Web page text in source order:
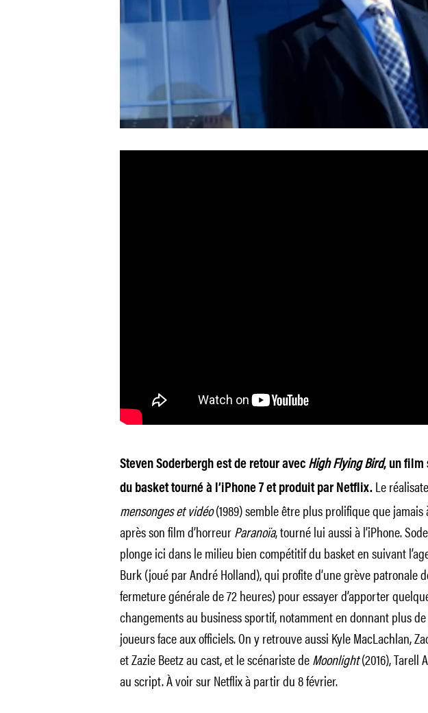
Steven Soderbergh est de retour avec High Flying Bird, un film
du basket tourné à l’iPhone 7 et produit par Netflix. Le
mensonges et vidéo(1989) semble être plus prolifique que jamais
après son film d’horreurParanoïa, tourné lui aussi à l’iPhone.
plonge ici dans le milieu bien compétitif du basket en suivant
Burk (joué par André Holland), qui profite d’une grève patronale
fermeture générale de 72 heures) pour essayer d’apporter
changements au business sportif, notamment en donnant plus
joueurs face aux officiels. On y retrouve aussi Kyle MacLachlan,
et Zazie Beetz au cast, et le scénariste deMoonlight(2016), Tarell
au script. À voir sur Netflix à partir du 8 février.